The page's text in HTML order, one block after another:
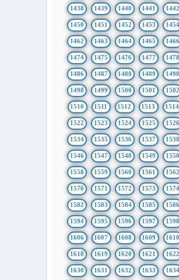
1438 1439 1440 1441 1442
1450 1451 1452 1453 1454
1462 1463 1464 1465 1466
1474 1475 1476 1477 1478
1486 1487 1488 1489 1490
1498 1499 1500 1501 1502
1510 1511 1512 1513 1514
1522 1523 1524 1525 1526
1534 1535 1536 1537 1538
1546 1547 1548 1549 1550
1558 1559 1560 1561 1562
1570 1571 1572 1573 1574
1582 1583 1584 1585 1586
1594 1595 1596 1597 1598
1606 1607 1608 1609
1618 1619 1620 1621 1622
1630 1631 1632 1633 1634